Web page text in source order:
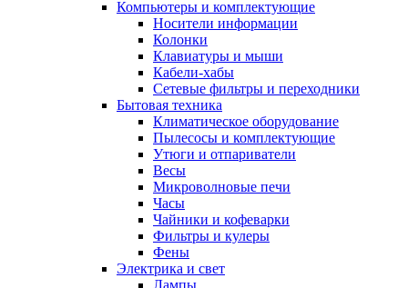
Компьютеры и комплектующие
Носители информации
Колонки
Клавиатуры и мыши
Кабели-хабы
Сетевые фильтры и переходники
Бытовая техника
Климатическое оборудование
Пылесосы и комплектующие
Утюги и отпариватели
Весы
Микроволновые печи
Часы
Чайники и кофеварки
Фильтры и кулеры
Фены
Электрика и свет
Лампы